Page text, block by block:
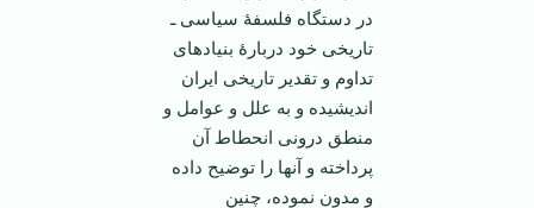
در دستگاه فلسفۀ سیاسی ـ
تاریخی خود دربارۀ بنیادهای
تداوم و تقدیر تاریخی ایران
اندیشیده و به علل و عوامل و
منطق درونی انحطاط آن
پرداخته و آنها را توضیح داده‌
و مدون نموده، چنین